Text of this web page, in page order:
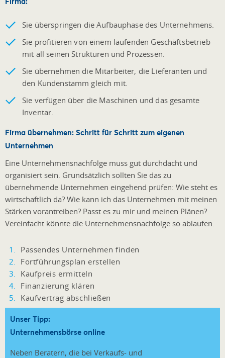
Sie überspringen die Aufbauphase des Unternehmens.
Sie profitieren von einem laufenden Geschäftsbetrieb
mit all seinen Strukturen und Prozessen.
Sie übernehmen die Mitarbeiter, die Lieferanten und
den Kundenstamm gleich mit.
Sie verfügen über die Maschinen und das gesamte
Inventar.
Firma übernehmen: Schritt für Schritt zum eigenen
Unternehmen
Eine Unternehmensnachfolge muss gut durchdacht und
organisiert sein. Grundsätzlich sollten Sie das zu
übernehmende Unternehmen eingehend prüfen: Wie steht es
wirtschaftlich da? Wie kann ich das Unternehmen mit meinen
Stärken vorantreiben? Passt es zu mir und meinen Plänen?
Vereinfacht könnte die Unternehmensnachfolge so ablaufen:
Passendes Unternehmen finden
Fortführungsplan erstellen
Kaufpreis ermitteln
Finanzierung klären
Kaufvertrag abschließen
Unser Tipp:
Unternehmensbörse online
Neben Beratern, die bei Verkaufs- und